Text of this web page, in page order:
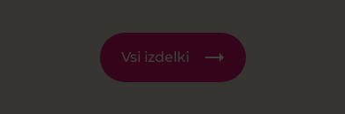
Vsi izdelki